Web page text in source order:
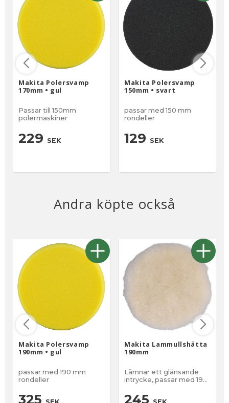
Makita Polersvamp
170mm • gul
Passar till 150mm
polermaskiner
229 SEK
Makita Polersvamp
150mm • svart
passar med 150 mm
rondeller
129 SEK
Andra köpte också
Makita Polersvamp
190mm • gul
passar med 190 mm
rondeller
325
Makita Lammullshätta
190mm
Lämnar ett glänsande
intrycke, passar med 190
245